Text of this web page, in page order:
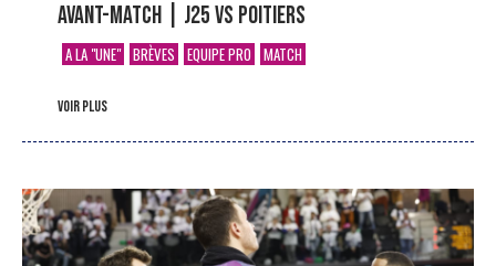
Avant-match | J25 vs Poitiers
A LA "UNE" BRÈVES EQUIPE PRO MATCH
voir plus